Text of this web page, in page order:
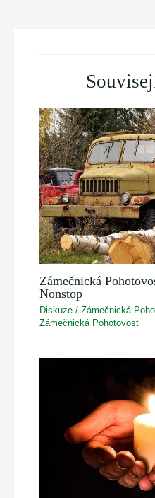
Zámečnická
Nonstop
Diskuze /Zámečnická
Zámečnická Pohotovost